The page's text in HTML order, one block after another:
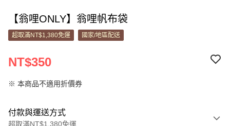
【翁哩ONLY】翁哩帆布袋
超取滿NT$1,380免運 國家/地區配送
NT$350
※ 本商品不適用折價券
付款與運送方式
超取滿NT$1,380免運